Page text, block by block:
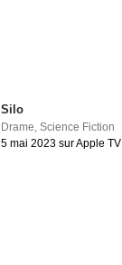
Silo
Drame,Science Fiction
5 mai 2023 sur Apple TV